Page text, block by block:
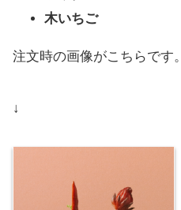
木いちご
注文時の画像がこちらです。
↓